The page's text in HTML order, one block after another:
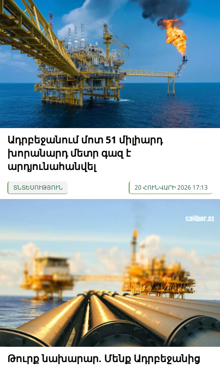
Ադրբեջանում մոտ 51 միլիարդ
խորանարդ մետր գազ է
արդյունահանվել
ՏՆՏԵՍՈՒԹՅՈՒՆ 20 ՀՈՒՆՎԱՐԻ 2026 17:13
Թուրք նախարար. Մենք Ադրբեջանից